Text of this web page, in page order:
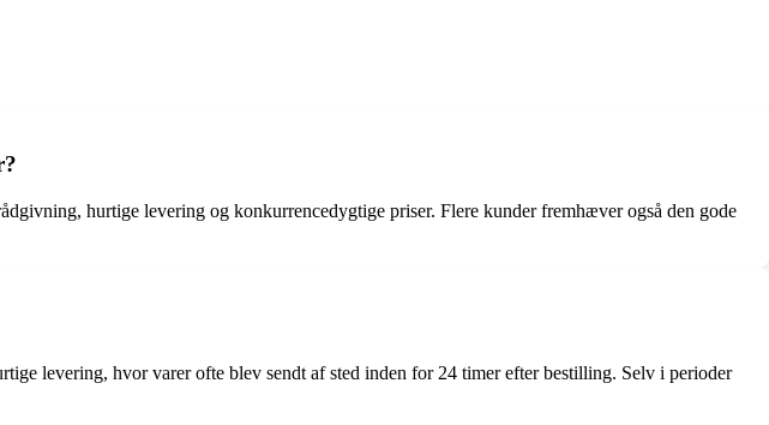
hurtige levering og konkurrencedygtige priser. Flere kunder fremhæver også den gode
levering, hvor varer ofte blev sendt af sted inden for 24 timer efter bestilling. Selv i perioder